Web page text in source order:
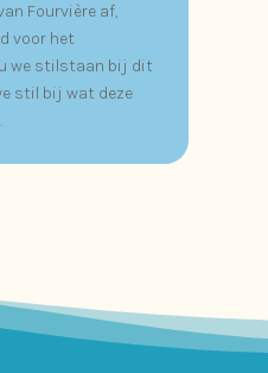
Fourvière af,
voor het
we stilstaan bij dit
stil bij wat deze